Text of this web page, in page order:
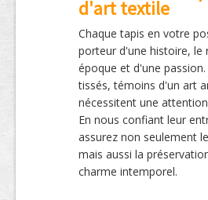
d'art textile
Chaque tapis en votre
porteur d'une histoire, le
époque et d'une
tissés, témoins d'un art
nécessitent une
En nous confiant leur
assurez non seulement
mais aussi la
charme intemporel.